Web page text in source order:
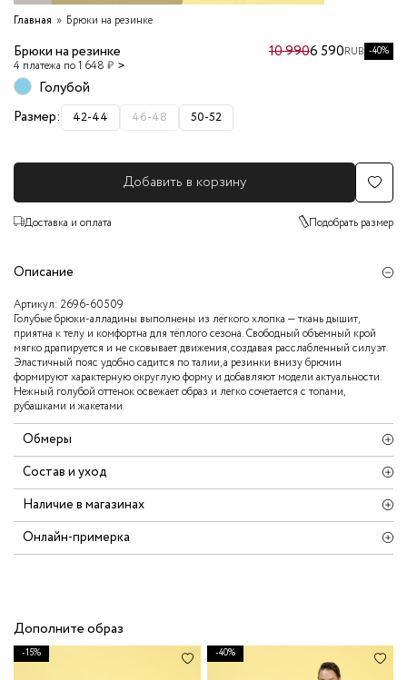
Главная Брюки на резинке
Брюки на резинке
4 платежа по 1 648 ₽
10 9906 590RUB -40%
Голубой
Размер:
42-44 46-48 50-52
Добавить в корзину
Доставка и оплата Подобрать размер
Описание
Артикул: 2696-60509
Голубые брюки-алладины выполнены из лёгкого хлопка — ткань дышит,
приятна к телу и комфортна для тёплого сезона. Свободный объёмный крой
мягко драпируется и не сковывает движения, создавая расслабленный силуэт.
Эластичный пояс удобно садится по талии, а резинки внизу брючин
формируют характерную округлую форму и добавляют модели актуальности.
Нежный голубой оттенок освежает образ и легко сочетается с топами,
рубашками и жакетами.
Обмеры
Состав и уход
Наличие в магазинах
Онлайн-примерка
Дополните образ
-15% -40%